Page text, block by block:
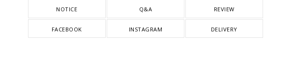
NOTICE Q&A REVIEW
FACEBOOK INSTAGRAM DELIVERY